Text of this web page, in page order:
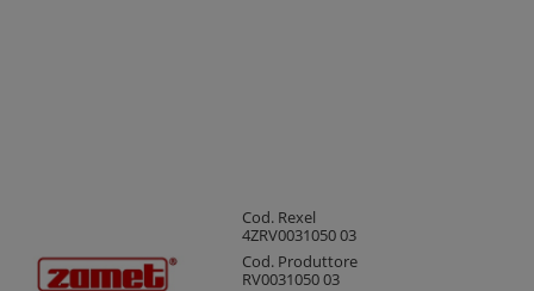
Cod. Rexel
4ZRV0031050 03
Cod. Produttore
RV0031050 03